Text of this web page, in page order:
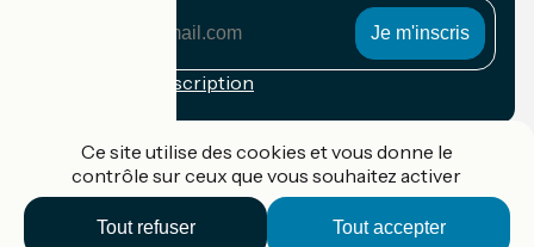
Conditions d'inscription
Ce site utilise des cookies et vous donne le
contrôle sur ceux que vous souhaitez activer
Tout accepter
Tout refuser